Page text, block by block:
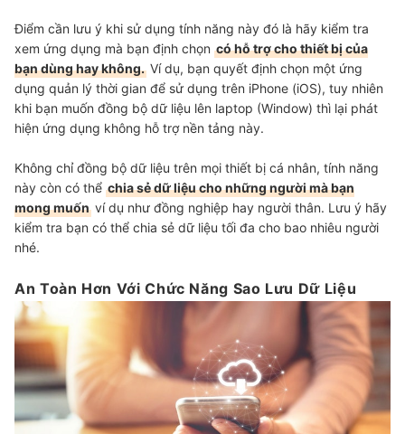
Điểm cần lưu ý khi sử dụng tính năng này đó là hãy kiểm tra
xem ứng dụng mà bạn định chọn có hỗ trợ cho thiết bị của
bạn dùng hay không. Ví dụ, bạn quyết định chọn một ứng
dụng quản lý thời gian để sử dụng trên iPhone (iOS), tuy nhiên
khi bạn muốn đồng bộ dữ liệu lên laptop (Window) thì lại phát
hiện ứng dụng không hỗ trợ nền tảng này.
Không chỉ đồng bộ dữ liệu trên mọi thiết bị cá nhân, tính năng
này còn có thể chia sẻ dữ liệu cho những người mà bạn
mong muốn ví dụ như đồng nghiệp hay người thân. Lưu ý hãy
kiểm tra bạn có thể chia sẻ dữ liệu tối đa cho bao nhiêu người
nhé.
An Toàn Hơn Với Chức Năng Sao Lưu Dữ Liệu